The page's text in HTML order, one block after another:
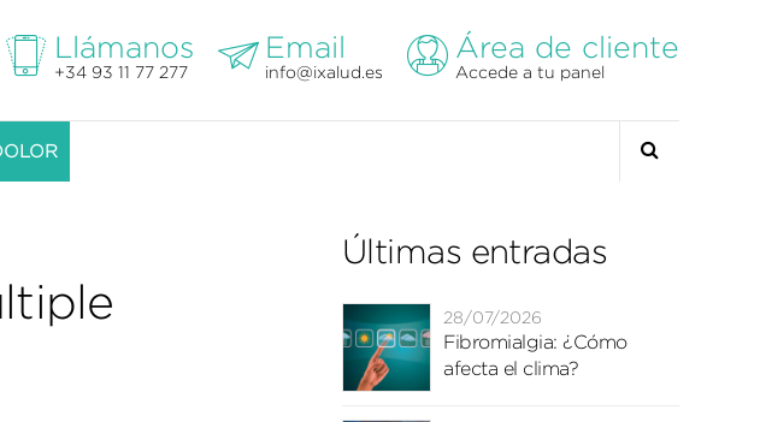
Área de cliente
Accede a tu panel
Email
info@ixalud.es
Llámanos
+34 93 11 77 277
Últimas entradas
28/07/2026
Fibromialgia: ¿Cómo
afecta el clima?